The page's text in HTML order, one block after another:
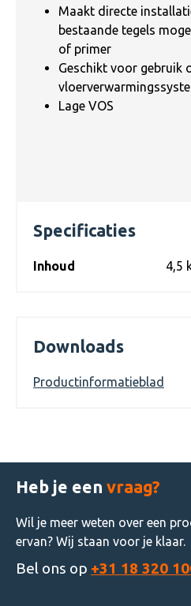
Maakt directe
bestaande tegels
of primer
Geschikt voor gebruik
Lage VOS
Specificaties
Inhoud 4,5
Downloads
Productinformatieblad
Heb je een vraag?
Wil je meer weten over een
ervan? Wij staan voor je klaar.
Bel ons op +31 18 320